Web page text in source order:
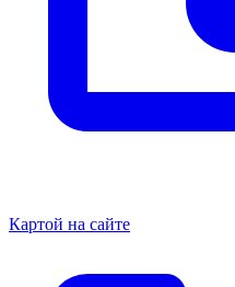
Картой на сайте